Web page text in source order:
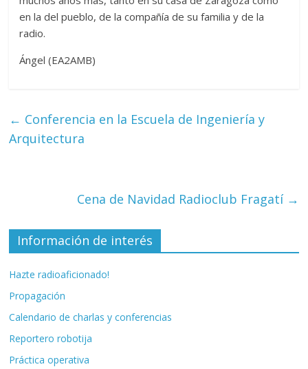
en la del pueblo, de la compañía de su familia y de la
radio.
Ángel (EA2AMB)
← Conferencia en la Escuela de Ingeniería y
Arquitectura
Cena de Navidad Radioclub Fragatí →
Información de interés
Hazte radioaficionado!
Propagación
Calendario de charlas y conferencias
Reportero robotija
Práctica operativa